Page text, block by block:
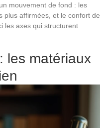
mouvement de fond : les
plus affirmées, et le confort de
les axes qui structurent
les matériaux